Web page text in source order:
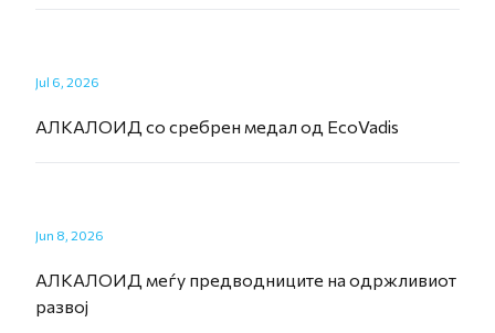
Jul 6, 2026
АЛКАЛОИД со сребрен медал од EcoVadis
Jun 8, 2026
АЛКАЛОИД меѓу предводниците на одржливиот
развој